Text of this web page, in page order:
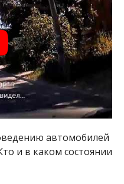
автомобилей
и в каком состоянии